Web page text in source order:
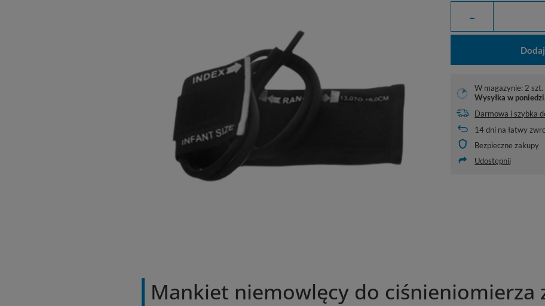
-
W magazynie: 2 szt.
Wysyłkaw
Darmowa i szybka
14dni na łatwy
Bezpieczne zakupy
Udostępnij
Mankiet niemowlęcy do ciśnieniomierza